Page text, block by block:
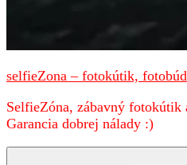
selfieZona – fotokútik,
SelfieZóna, zábavný fotokútik
Garancia dobrej nálady :)